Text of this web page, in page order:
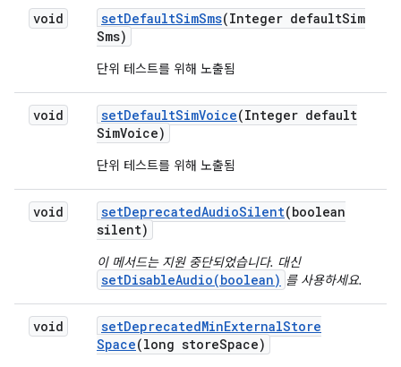
void setDefaultSimSms(Integer defaultSim
Sms)
단위 테스트를 위해 노출됨
void setDefaultSimVoice(Integer default
SimVoice)
단위 테스트를 위해 노출됨
void setDeprecatedAudioSilent(boolean
silent)
이 메서드는 지원 중단되었습니다. 대신
setDisableAudio(boolean) 를 사용하세요.
void setDeprecatedMinExternalStore
Space(long storeSpace)